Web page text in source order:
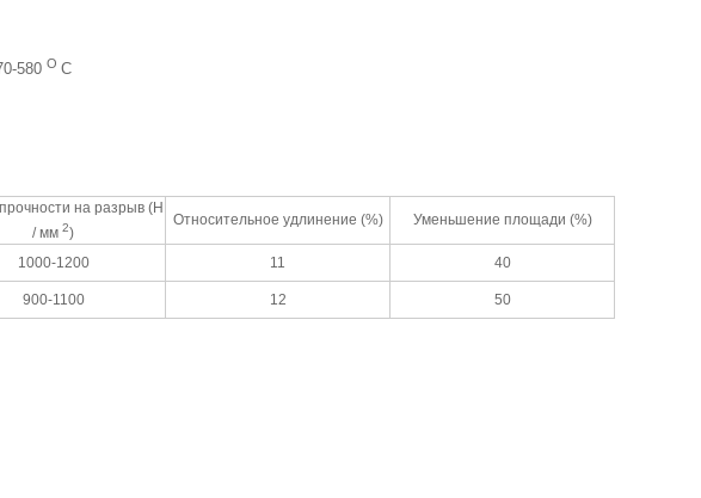
580 O С
на разрыв (Н
/ мм 2)
Относительное удлинение (%) Уменьшение площади (%)
1000-1200 11 40
900-1100 12 50